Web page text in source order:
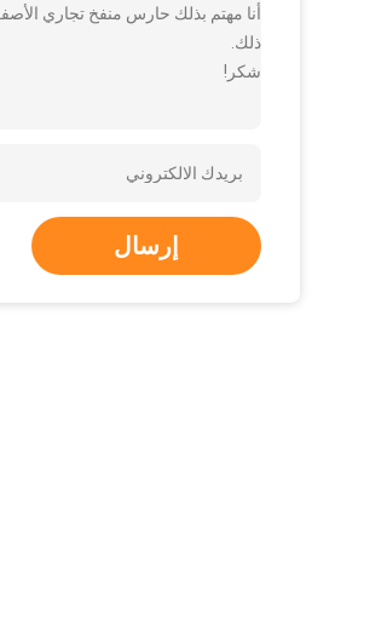
أنا مهتم بذلك حارس منفخ تجاري
ذلك.
شكر!
إرسال